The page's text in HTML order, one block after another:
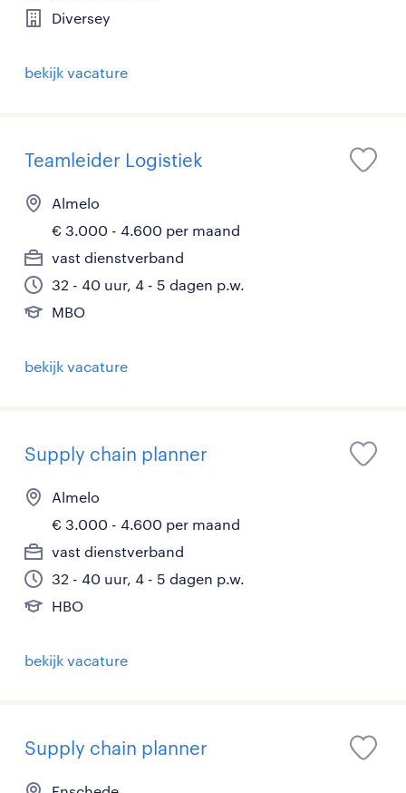
Diversey
bekijk vacature
Teamleider Logistiek
Almelo
€ 3.000 - 4.600 per maand
vast dienstverband
32 - 40 uur, 4 - 5 dagen p.w.
MBO
bekijk vacature
Supply chain planner
Almelo
€ 3.000 - 4.600 per maand
vast dienstverband
32 - 40 uur, 4 - 5 dagen p.w.
HBO
bekijk vacature
Supply chain planner